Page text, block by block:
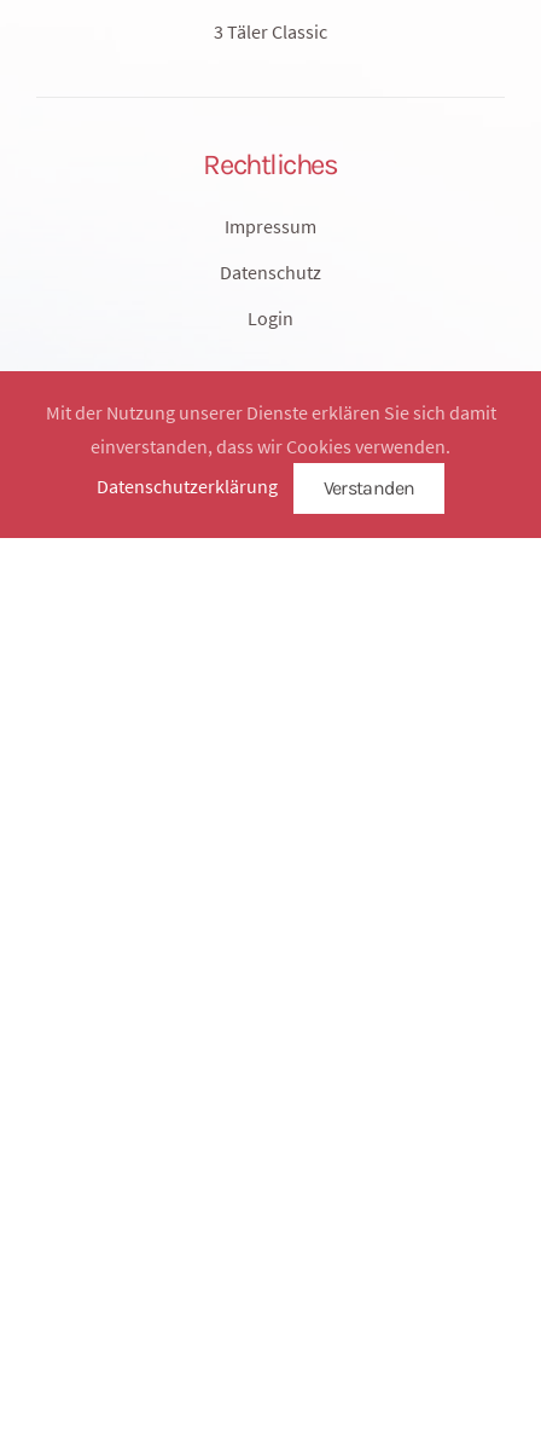
3 Täler Classic
Rechtliches
Impressum
Datenschutz
Login
Mit der Nutzung unserer Dienste erklären Sie sich damit
einverstanden, dass wir Cookies verwenden.
Datenschutzerklärung
Verstanden